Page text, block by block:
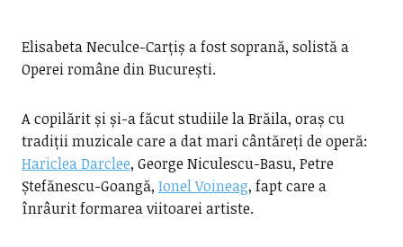
Elisabeta Neculce-Carțiș a fost soprană, solistă a
Operei române din București.
A copilărit și și-a făcut studiile la Brăila, oraș cu
tradiții muzicale care a dat mari cântăreți de operă:
Hariclea Darclee, George Niculescu-Basu, Petre
Ștefănescu-Goangă, Ionel Voineag, fapt care a
înrâurit formarea viitoarei artiste.